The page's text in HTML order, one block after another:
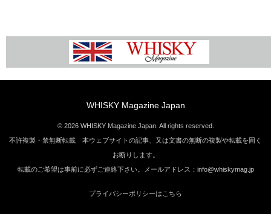
WHISKY Magazine Japan
© 2026 WHISKY Magazine Japan. All rights reserved.
不許複製・禁無断転載 本ウェブサイトの記事、又は文書の無断の複製や転載を固く
お断りします。
転載のご希望は事前に必ずご連絡下さい。メールアドレス：info@whiskymag.jp
プライバシーポリシーはこちら